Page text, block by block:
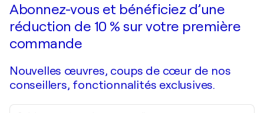
Abonnez-vous et bénéficiez d’une
réduction de 10 % sur votre première
commande
Nouvelles œuvres, coups de cœur de nos
conseillers, fonctionnalités exclusives.